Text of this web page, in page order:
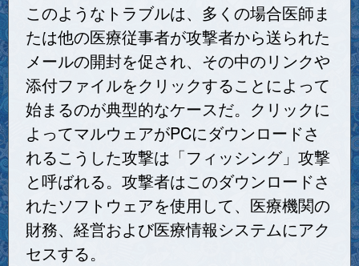
このようなトラブルは、多くの場合医師ま
たは他の医療従事者が攻撃者から送られた
メールの開封を促され、その中のリンクや
添付ファイルをクリックすることによって
始まるのが典型的なケースだ。クリックに
よってマルウェアがPCにダウンロードさ
れるこうした攻撃は「フィッシング」攻撃
と呼ばれる。攻撃者はこのダウンロードさ
れたソフトウェアを使用して、医療機関の
財務、経営および医療情報システムにアク
セスする。